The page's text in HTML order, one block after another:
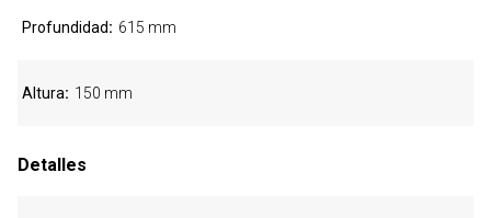
Profundidad 615 mm
Altura 150 mm
Detalles